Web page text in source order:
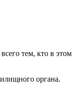
тем, кто в этом
органа.